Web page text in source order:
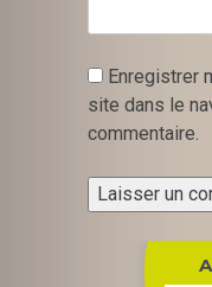
Enregistrer
site dans le
commentaire.